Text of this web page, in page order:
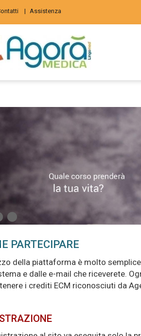
Assistenza
3
3
PARTECIPARE
della piattaforma è molto
e dalle e-mail che riceverete.
i crediti ECM riconosciuti da